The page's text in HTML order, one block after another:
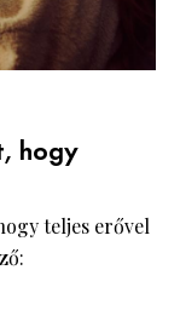
hogy
teljes erővel